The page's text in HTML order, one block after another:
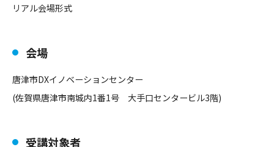
リアル会場形式
会場
唐津市DXイノベーションセンター
(佐賀県唐津市南城内1番1号 大手口センタービル3階)
受講対象者